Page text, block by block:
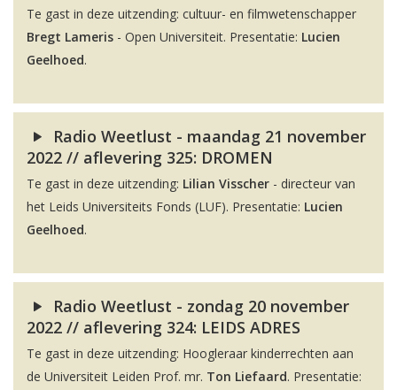
Te gast in deze uitzending: cultuur- en filmwetenschapper
Bregt Lameris - Open Universiteit. Presentatie: Lucien
Geelhoed.
Radio Weetlust - maandag 21 november
2022 // aflevering 325: DROMEN
Te gast in deze uitzending: Lilian Visscher - directeur van
het Leids Universiteits Fonds (LUF). Presentatie: Lucien
Geelhoed.
Radio Weetlust - zondag 20 november
2022 // aflevering 324: LEIDS ADRES
Te gast in deze uitzending: Hoogleraar kinderrechten aan
de Universiteit Leiden Prof. mr. Ton Liefaard. Presentatie: